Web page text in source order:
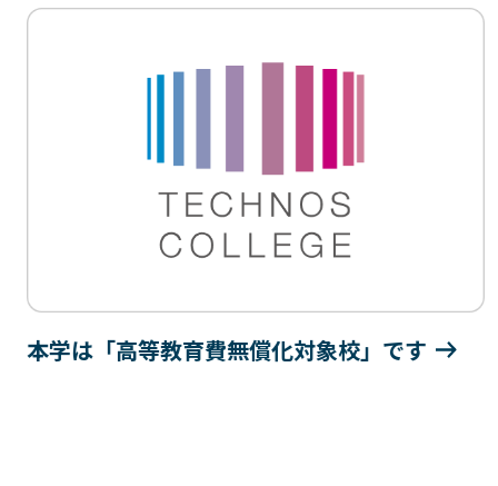
本学は「高等教育費無償化対象校」です